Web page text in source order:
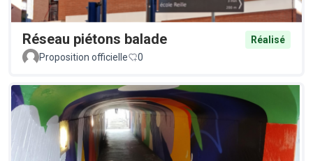
Réseau piétons balade
Réalisé
Proposition officielle
0